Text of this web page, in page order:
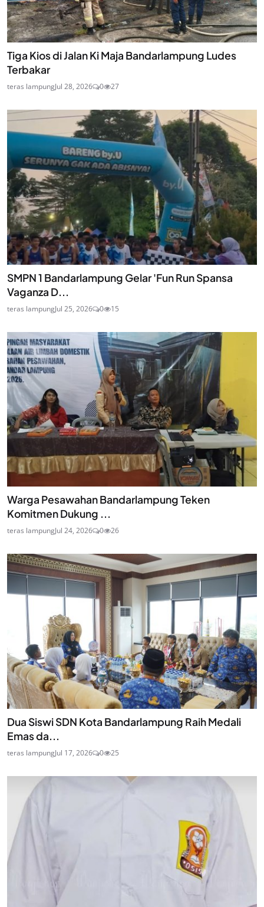
Tiga Kios di Jalan Ki Maja Bandarlampung Ludes
Terbakar
teras lampungJul 28, 2026 0 27
SMPN 1 Bandarlampung Gelar 'Fun Run Spansa
Vaganza D...
teras lampungJul 25, 2026 0 15
Warga Pesawahan Bandarlampung Teken
Komitmen Dukung ...
teras lampungJul 24, 2026 0 26
Dua Siswi SDN Kota Bandarlampung Raih Medali
Emas da...
teras lampungJul 17, 2026 0 25